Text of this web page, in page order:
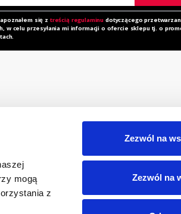
mogą
z
Zezwól na
Zezwól na
się z treścią regulaminu dotyczącego
w celu przesyłania mi informacji o ofercie sklepu tj. o
Reklamacja
Do pobrania
Polityka